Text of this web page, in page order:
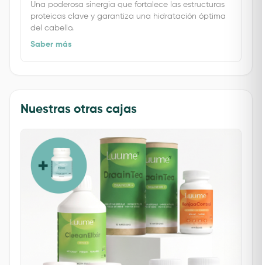
Una poderosa sinergia que fortalece las estructuras
proteicas clave y garantiza una hidratación óptima
del cabello.
Saber más
Nuestras otras cajas